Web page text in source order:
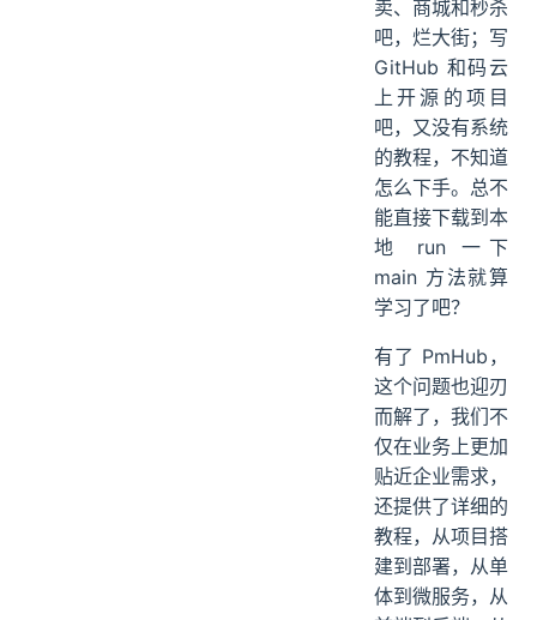
经历可写”的尴
尬局面，写外
卖、商城和秒杀
吧，烂大街；写
GitHub 和码云
上开源的项目
吧，又没有系统
的教程，不知道
怎么下手。总不
能直接下载到本
地 run 一下
main 方法就算
学习了吧？
有了 PmHub，
这个问题也迎刃
而解了，我们不
仅在业务上更加
贴近企业需求，
还提供了详细的
教程，从项目搭